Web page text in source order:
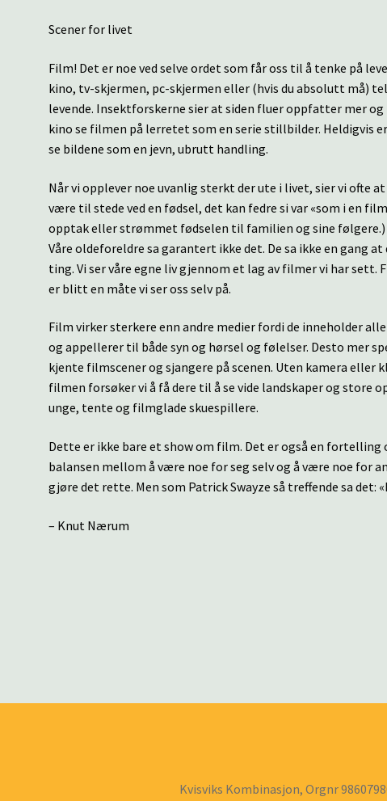
Scener for livet
Film! Det er noe ved selve ordet som får oss til å tenke på
kino, tv-skjermen, pc-skjermen eller (hvis du absolutt må)
levende. Insektforskerne sier at siden fluer oppfatter mer og
kino se filmen på lerretet som en serie stillbilder. Heldigvis
se bildene som en jevn, ubrutt handling.
Når vi opplever noe uvanlig sterkt der ute i livet, sier vi ofte
være til stede ved en fødsel, det kan fedre si var «som i en
opptak eller strømmet fødselen til familien og sine følgere.)
Våre oldeforeldre sa garantert ikke det. De sa ikke en gang at
ting. Vi ser våre egne liv gjennom et lag av filmer vi har sett.
er blitt en måte vi ser oss selv på.
Film virker sterkere enn andre medier fordi de inneholder
og appellerer til både syn og hørsel og følelser. Desto mer
kjente filmscener og sjangere på scenen. Uten kamera
filmen forsøker vi å få dere til å se vide landskaper og store
unge, tente og filmglade skuespillere.
Dette er ikke bare et show om film. Det er også en fortelling
balansen mellom å være noe for seg selv og å være noe for
gjøre det rette. Men som Patrick Swayze så treffende sa det:
– Knut Nærum
Kvisviks Kombinasjon, Orgnr